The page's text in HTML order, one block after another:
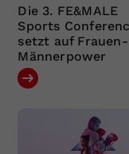
Die 3. FE&MALE
Sports
setzt auf
Männerpower